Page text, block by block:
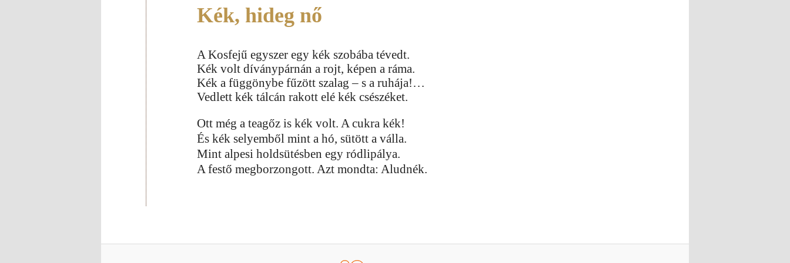
Kék, hideg nő
A Kosfejű egyszer egy kék szobába tévedt.
Kék volt díványpárnán a rojt, képen a ráma.
Kék a függönybe fűzött szalag – s a ruhája!…
Vedlett kék tálcán rakott elé kék csészéket.
Ott még a teagőz is kék volt. A cukra kék!
És kék selyemből mint a hó, sütött a válla.
Mint alpesi holdsütésben egy ródlipálya.
A festő megborzongott. Azt mondta: Aludnék.